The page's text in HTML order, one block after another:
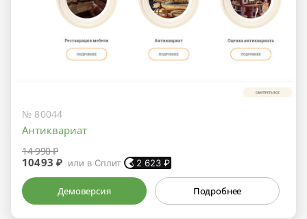
№ 80044
Антиквариат
14 990 ₽
10493 ₽ или в Сплит 2 623 ₽
Демоверсия Подробнее